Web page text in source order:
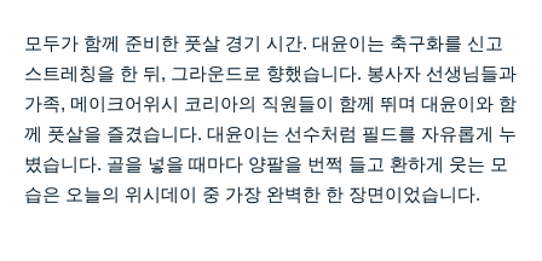
모두가 함께 준비한 풋살 경기 시간. 대윤이는 축구화를 신고
스트레칭을 한 뒤 , 그라운드로 향했습니다. 봉사자 선생님들과
가족, 메이크어위시 코리아의 직원들이 함께 뛰며 대윤이와 함
께 풋살을 즐겼습니다. 대윤이는 선수처럼 필드를 자유롭게 누
볐습니다. 골을 넣을 때마다 양팔을 번쩍 들고 환하게 웃는 모
습은 오늘의 위시데이 중 가장 완벽한 한 장면이었습니다.